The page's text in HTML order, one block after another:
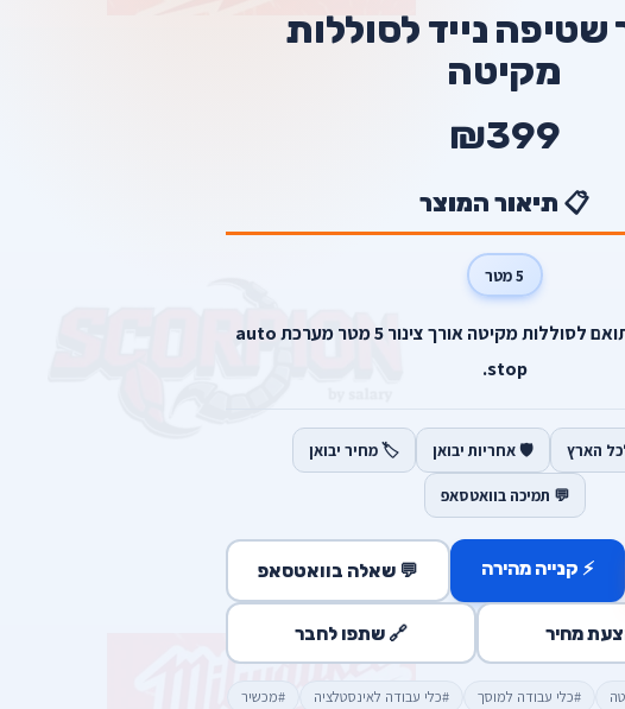
נייד לסוללות
מקיטה
₪399
📋 תיאור המוצר
5 מטר
מכשיר שטיפה נטען תואם לסוללות מקיטה אורך צינור 5 מטר מערכת auto
stop.
הארץ 🛡️ אחריות יבואן 🏷️ מחיר יבואן
💬 תמיכה בוואטסאפ
⚡ קנייה מהירה 💬 שאלה בוואטסאפ
מחיר 🔗 שתפו לחבר
#כלי עבודה למוסך #כלי עבודה לאינסטלציה
#מכשיר